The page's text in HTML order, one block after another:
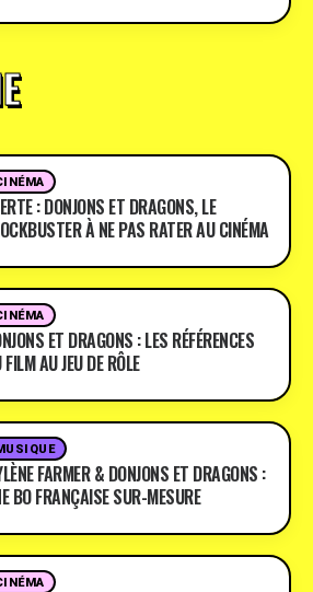
: DONJONS ET DRAGONS, LE
À NE PAS RATER AU CINÉMA
ET DRAGONS : LES RÉFÉRENCES
FILM AU JEU DE RÔLE
FARMER & DONJONS ET DRAGONS :
BO FRANÇAISE SUR-MESURE